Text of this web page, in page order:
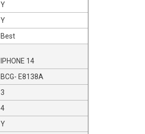
Y
Y
Best
IPHONE 14
BCG- E8138A
3
4
Y